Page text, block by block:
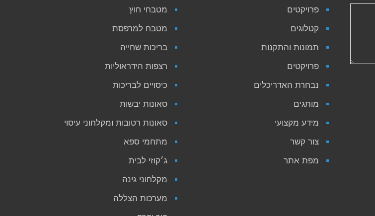
פרויקטים
קטלוגים
תמונות והתקנות
פרויקטים
נבחרת האדריכלים
מותגים
מידע מקצועי
צור קשר
מפת אתר
מטבחי חוץ
מטבח למרפסת
בריכות שחייה
רצפות הידראוליות
כיסויים לבריכות
סאונות יבשות
סאונות רטובות ומקלחוני עיסוי
מתחמי ספא
ג׳קוזי לבית
מקלחוני גינה
מערכות הצללה